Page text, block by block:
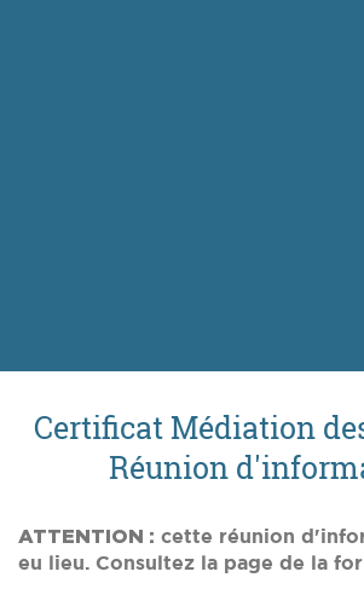
Certificat Médiation
Réunion
ATTENTION : cette réunion
eu lieu. Consultez la page de la